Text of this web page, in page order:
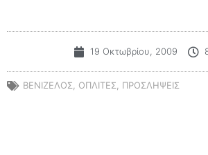
19 Οκτωβρίου, 2009
ΒΕΝΙΖΕΛΟΣ, ΟΠΛΙΤΕΣ, ΠΡΟΣΛΗΨΕΙΣ